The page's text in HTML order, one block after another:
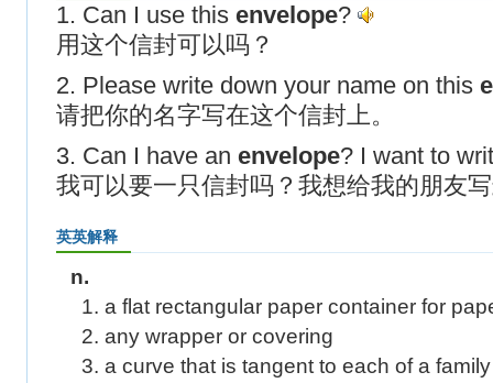
1. Can I use this envelope?
用这个信封可以吗？
2. Please write down your name on this
请把你的名字写在这个信封上。
3. Can I have an envelope? I want to
我可以要一只信封吗？我想给我的朋友
英英解释
n.
1. a flat rectangular paper container for
2. any wrapper or covering
3. a curve that is tangent to each of a